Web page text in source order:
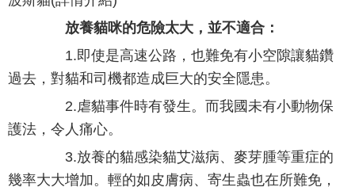
放養貓咪的危險太大，並不適合：
1.即使是高速公路，也難免有小空隙讓貓鑽
過去，對貓和司機都造成巨大的安全隱患。
2.虐貓事件時有發生。而我國未有小動物保
護法，令人痛心。
3.放養的貓感染貓艾滋病、麥芽腫等重症的
幾率大大增加。輕的如皮膚病、寄生蟲也在所難免，